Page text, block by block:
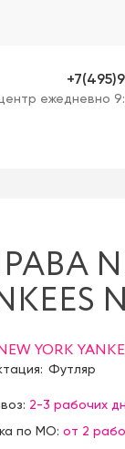
ежедневно
YORK
Футляр
2-3 рабочих
по МО: от 2